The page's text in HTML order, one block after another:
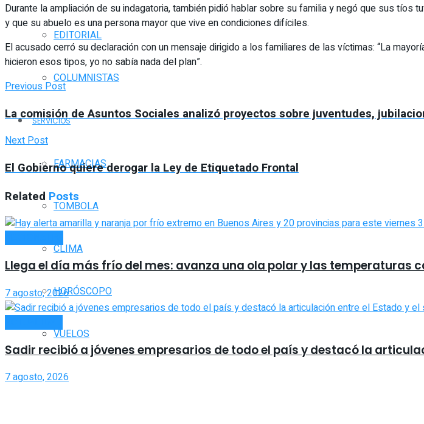
EDITORIAL
COLUMNISTAS
SERVICIOS
FARMACIAS
TOMBOLA
CLIMA
HORÓSCOPO
VUELOS
Durante la ampliación de su indagatoria, también pidió hablar sobre su familia y negó que sus tíos
y que su abuelo es una persona mayor que vive en condiciones difíciles.
El acusado cerró su declaración con un mensaje dirigido a los familiares de las víctimas: “La
hicieron esos tipos, yo no sabía nada del plan”.
Previous Post
La comisión de Asuntos Sociales analizó proyectos sobre juventudes,
Next Post
El Gobierno quiere derogar la Ley de Etiquetado Frontal
Related Posts
Llega el día más frío del mes: avanza una ola polar y las temperaturas
7 agosto, 2026
Sadir recibió a jóvenes empresarios de todo el país y destacó la
7 agosto, 2026